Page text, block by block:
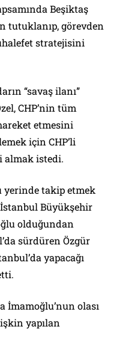
Beşiktaş
tutuklanıp, görevden
stratejisini
“savaş ilanı”
CHP’nin tüm
etmesini
için CHP’li
istedi.
yerinde takip etmek
Büyükşehir
olduğundan
sürdüren Özgür
yapacağı
İmamoğlu’nun olası
yapılan